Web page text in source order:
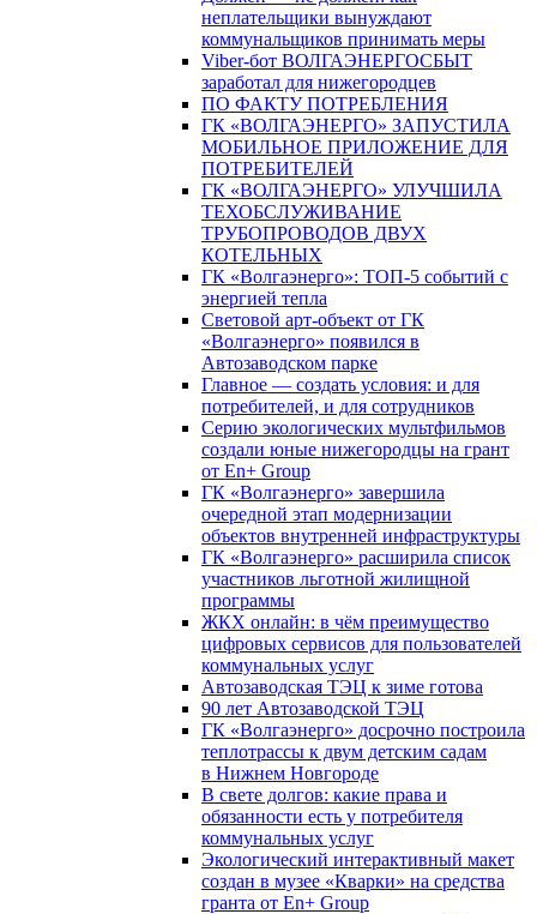
неплательщики вынуждают
коммунальщиков принимать меры
Viber-бот ВОЛГАЭНЕРГОСБЫТ
заработал для нижегородцев
ПО ФАКТУ ПОТРЕБЛЕНИЯ
ГК «ВОЛГАЭНЕРГО» ЗАПУСТИЛА
МОБИЛЬНОЕ ПРИЛОЖЕНИЕ ДЛЯ
ПОТРЕБИТЕЛЕЙ
ГК «ВОЛГАЭНЕРГО» УЛУЧШИЛА
ТЕХОБСЛУЖИВАНИЕ
ТРУБОПРОВОДОВ ДВУХ
КОТЕЛЬНЫХ
ГК «Волгаэнерго»: ТОП-5 событий с
энергией тепла
Световой арт-объект от ГК
«Волгаэнерго» появился в
Автозаводском парке
Главное — создать условия: и для
потребителей, и для сотрудников
Серию экологических мультфильмов
создали юные нижегородцы на грант
от En+ Group
ГК «Волгаэнерго» завершила
очередной этап модернизации
объектов внутренней инфраструктуры
ГК «Волгаэнерго» расширила список
участников льготной жилищной
программы
ЖКХ онлайн: в чём преимущество
цифровых сервисов для пользователей
коммунальных услуг
Автозаводская ТЭЦ к зиме готова
90 лет Автозаводской ТЭЦ
ГК «Волгаэнерго» досрочно построила
теплотрассы к двум детским садам
в Нижнем Новгороде
В свете долгов: какие права и
обязанности есть у потребителя
коммунальных услуг
Экологический интерактивный макет
создан в музее «Кварки» на средства
гранта от En+ Group